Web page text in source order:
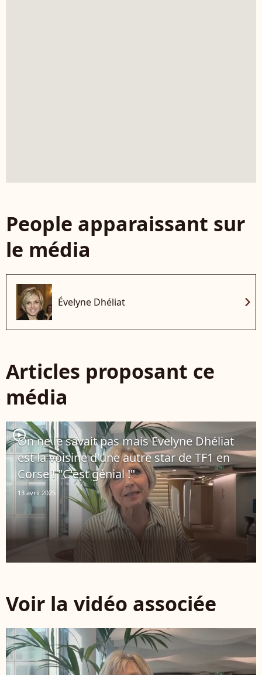
People apparaissant sur
le média
Évelyne Dhéliat chevron_right
Articles proposant ce
média
player2
On ne le savait pas mais Evelyne Dhéliat
est la voisine d'une autre star de TF1 en
Corse ! "C'est génial !"
13 avril 2025
Voir la vidéo associée